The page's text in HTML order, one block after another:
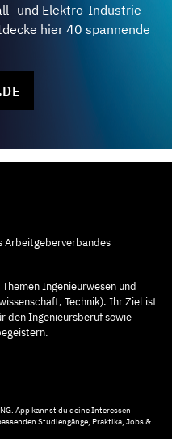
und Elektro-Industrie
hier 40 spannende
Arbeitgeberverbandes
Ingenieurwesen und
Technik). Ihr Ziel ist
den Ingenieursberuf sowie
App kannst du deine Interessen
Studiengänge, Praktika, Jobs &